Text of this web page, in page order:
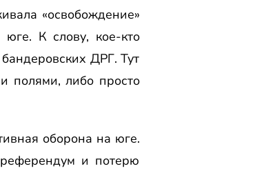
«освобождение»
К слову, кое-кто
ДРГ. Тут
полями, либо просто
оборона на юге.
и потерю